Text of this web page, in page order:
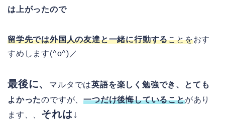
は上がったので
留学先では外国人の友達と一緒に行動することをおす
すめします(^o^)／
最後に、 マルタでは英語を楽しく勉強でき、とても
よかったのですが、一つだけ後悔していることがあり
ます、、 それは↓